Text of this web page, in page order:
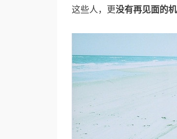
这些人，更没有再见面的